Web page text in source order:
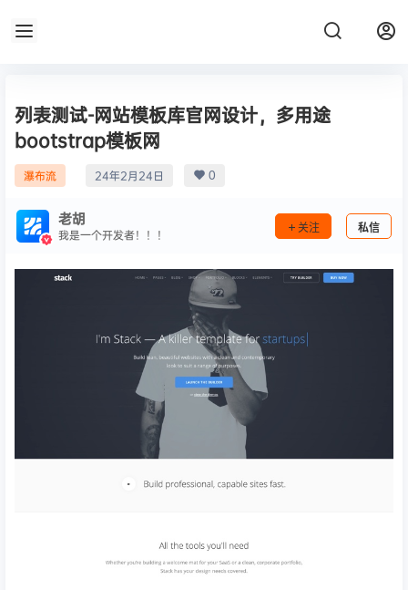
列表测试-网站模板库官网设计，多用途
bootstrap模板网
瀑布流 24年2月24日 0
老胡
我是一个开发者！！！ 关注 私信